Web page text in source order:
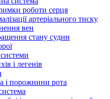
роботи серця
артеріального тиску
вен
стану судин
і легенів
і порожнини рота